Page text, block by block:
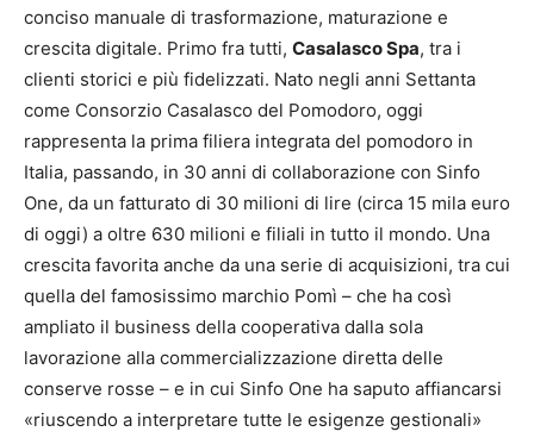
conciso manuale di trasformazione, maturazione e
crescita digitale. Primo fra tutti, Casalasco Spa, tra i
clienti storici e più fidelizzati. Nato negli anni Settanta
come Consorzio Casalasco del Pomodoro, oggi
rappresenta la prima filiera integrata del pomodoro in
Italia, passando, in 30 anni di collaborazione con Sinfo
One, da un fatturato di 30 milioni di lire (circa 15 mila euro
di oggi) a oltre 630 milioni e filiali in tutto il mondo. Una
crescita favorita anche da una serie di acquisizioni, tra cui
quella del famosissimo marchio Pomì – che ha così
ampliato il business della cooperativa dalla sola
lavorazione alla commercializzazione diretta delle
conserve rosse – e in cui Sinfo One ha saputo affiancarsi
«riuscendo a interpretare tutte le esigenze gestionali»